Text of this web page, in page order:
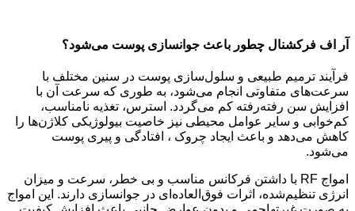
آر اف فرکشنال چطور باعث جوانسازی پوست می‌شود؟
فرآیند ترمیم طبیعی و سلول‌سازی پوست در سنین مختلف با
سرعت‌های متفاوتی انجام می‌شود، به طوری ‌که سرعت آن با
افزایش سن رفته‌رفته کم می‌گردد. استرس، تغذیه نامناسب،
کم‌خوابی و سایر عوامل محیطی نیز خاصیت بیولوژیکی کلاژن‌ها را
کاهش می‌دهد و باعث ایجاد چروک ، افتادگی و پیری پوست
می‌شود.
امواج RF با داشتن فرکانس مناسب و بی خطر، سرعت و میزان
انرژی تنظیم‌شده، اثرات فوق‌العاده‌ای در جوانسازی دارند. این امواج